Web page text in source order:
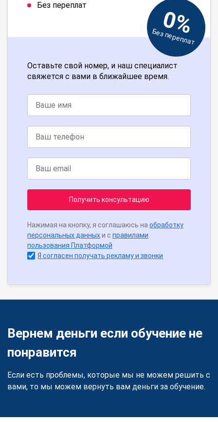
Без переплат
0%
Без переплат
Оставьте свой номер, и наш специалист
свяжется с вами в ближайшее время.
Получить консультацию
Нажимая на кнопку, я соглашаюсь на обработку
персональных данныхи с правилами
пользования Платформой
Я согласен получать рекламу и звонки
Вернем деньги если обучение не
понравится
Если есть проблемы, которые мы не можем решить с
вами, то мы можем вернуть вам деньги за обучение.